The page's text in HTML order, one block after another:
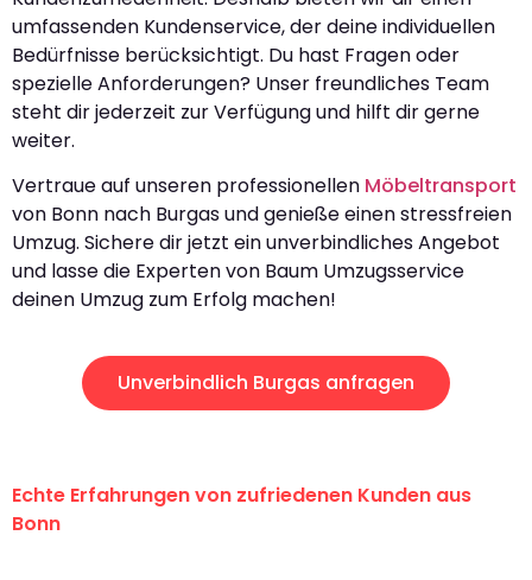
umfassenden Kundenservice, der deine individuellen
Bedürfnisse berücksichtigt. Du hast Fragen oder
spezielle Anforderungen? Unser freundliches Team
steht dir jederzeit zur Verfügung und hilft dir gerne
weiter.
Vertraue auf unseren professionellen Möbeltransport
von Bonn nach Burgas und genieße einen stressfreien
Umzug. Sichere dir jetzt ein unverbindliches Angebot
und lasse die Experten von Baum Umzugsservice
deinen Umzug zum Erfolg machen!
Unverbindlich Burgas anfragen
Echte Erfahrungen von zufriedenen Kunden aus
Bonn